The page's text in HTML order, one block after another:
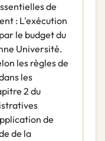
de
: L'exécution
le budget du
Université.
les règles de
les
2 du
de
de la